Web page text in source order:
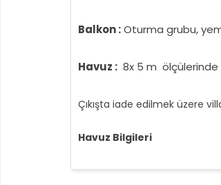
Balkon :Oturma grubu,
Havuz : 8x 5 m ölçülerinde
Çıkışta iade edilmek üzere
Havuz Bilgileri